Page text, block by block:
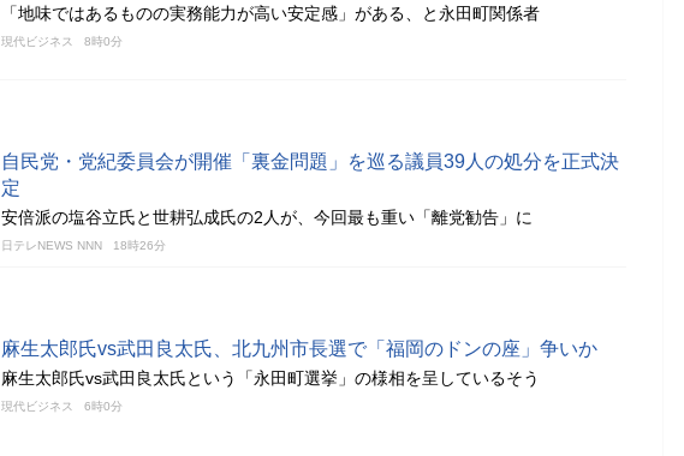
「地味ではあるものの実務能力が高い安定感」がある、と永田町関係者
現代ビジネス 8時0分
自民党・党紀委員会が開催「裏金問題」を巡る議員39人の処分を正式決
定
安倍派の塩谷立氏と世耕弘成氏の2人が、今回最も重い「離党勧告」に
日テレNEWS NNN 18時26分
麻生太郎氏vs武田良太氏、北九州市長選で「福岡のドンの座」争いか
麻生太郎氏vs武田良太氏という「永田町選挙」の様相を呈しているそう
現代ビジネス 6時0分